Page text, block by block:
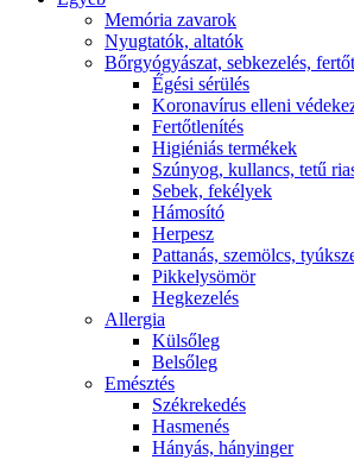
Memória zavarok
Nyugtatók, altatók
Bőrgyógyászat, sebkezelés,
É́gési sérülés
Koronavírus elleni
Fertőtlenítés
Higiéniás termékek
Szúnyog, kullancs, tetű
Sebek, fekélyek
Hámosító
Herpesz
Pattanás, szemölcs,
Pikkelysömör
Hegkezelés
Allergia
Külsőleg
Belsőleg
Emésztés
Székrekedés
Hasmenés
Hányás, hányinger